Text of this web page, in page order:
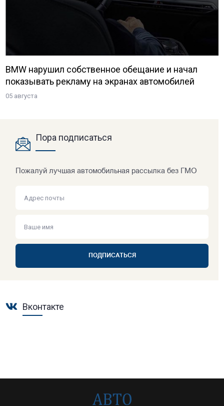
BMW нарушил собственное обещание и начал
показывать рекламу на экранах автомобилей
05 августа
Пора подписаться
Пожалуй лучшая автомобильная рассылка без ГМО
ПОДПИСАТЬСЯ
Вконтакте